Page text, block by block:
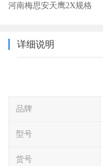
河南梅思安天鹰2X规格
详细说明
品牌
型号
货号